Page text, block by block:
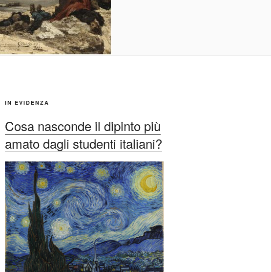
IN EVIDENZA
Cosa nasconde il dipinto più
amato dagli studenti italiani?